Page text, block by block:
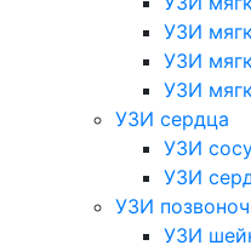
УЗИ
УЗИ
УЗИ
УЗИ сердца
УЗИ
УЗИ
УЗИ
УЗИ